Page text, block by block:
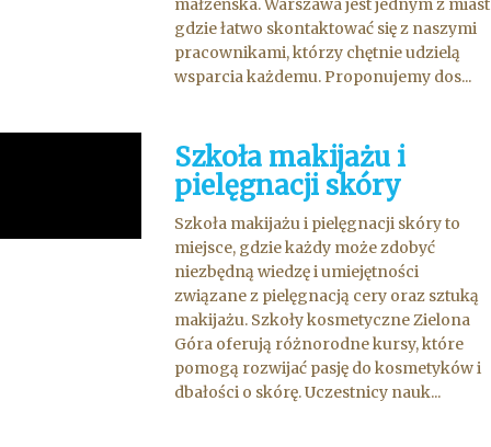
małżeńska. Warszawa jest jednym z miast
gdzie łatwo skontaktować się z naszymi
pracownikami, którzy chętnie udzielą
wsparcia każdemu. Proponujemy dos...
Szkoła makijażu i
pielęgnacji skóry
Szkoła makijażu i pielęgnacji skóry to
miejsce, gdzie każdy może zdobyć
niezbędną wiedzę i umiejętności
związane z pielęgnacją cery oraz sztuką
makijażu. Szkoły kosmetyczne Zielona
Góra oferują różnorodne kursy, które
pomogą rozwijać pasję do kosmetyków i
dbałości o skórę. Uczestnicy nauk...